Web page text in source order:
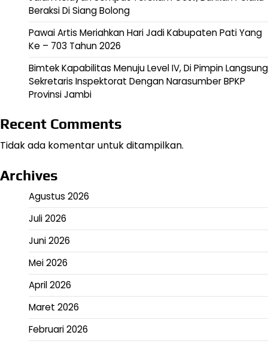
Beraksi Di Siang Bolong
Pawai Artis Meriahkan Hari Jadi Kabupaten Pati Yang
Ke – 703 Tahun 2026
Bimtek Kapabilitas Menuju Level IV, Di Pimpin Langsung
Sekretaris Inspektorat Dengan Narasumber BPKP
Provinsi Jambi
Recent Comments
Tidak ada komentar untuk ditampilkan.
Archives
Agustus 2026
Juli 2026
Juni 2026
Mei 2026
April 2026
Maret 2026
Februari 2026